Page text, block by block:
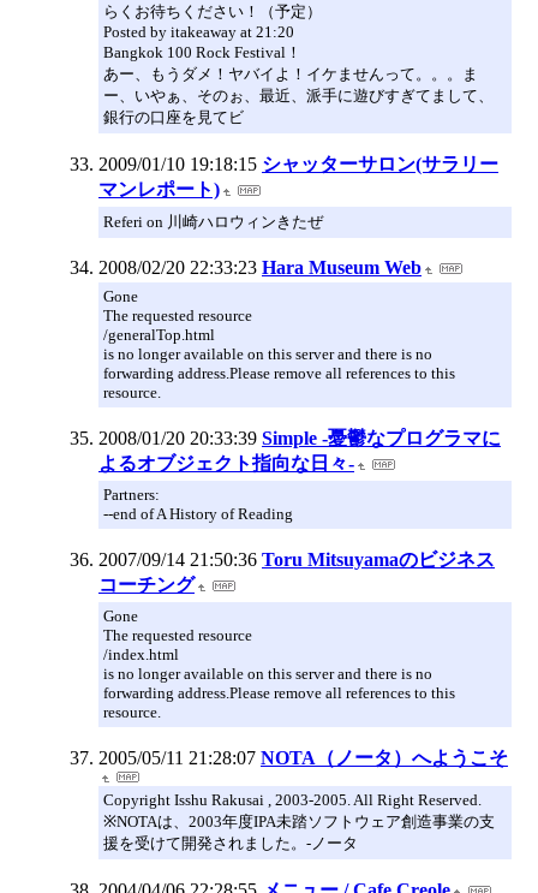
らくお待ちください！（予定）
Posted by itakeaway at 21:20
Bangkok 100 Rock Festival！
あー、もうダメ！ヤバイよ！イケませんって。。。ま
ー、いやぁ、そのぉ、最近、派手に遊びすぎてまして、
銀行の口座を見てビ
2009/01/10 19:18:15 シャッターサロン(サラリー
マンレポート)
Referi on 川崎ハロウィンきたぜ
2008/02/20 22:33:23 Hara Museum Web
Gone
The requested resource
/generalTop.html
is no longer available on this server and there is no
forwarding address.Please remove all references to this
resource.
2008/01/20 20:33:39 Simple -憂鬱なプログラマに
よるオブジェクト指向な日々-
Partners:
--end of A History of Reading
2007/09/14 21:50:36 Toru Mitsuyamaのビジネス
コーチング
Gone
The requested resource
/index.html
is no longer available on this server and there is no
forwarding address.Please remove all references to this
resource.
2005/05/11 21:28:07 NOTA（ノータ）へようこそ
Copyright Isshu Rakusai , 2003-2005. All Right Reserved.
※NOTAは、2003年度IPA未踏ソフトウェア創造事業の支
援を受けて開発されました。-ノータ